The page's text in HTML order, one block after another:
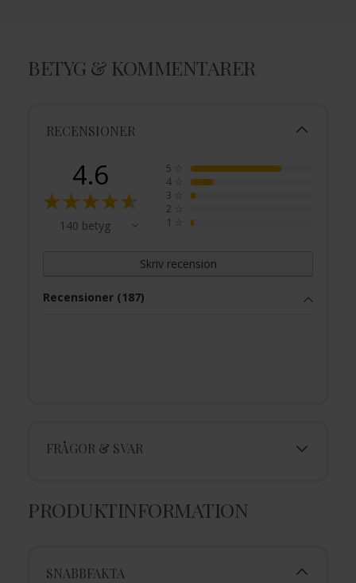
BETYG & KOMMENTARER
RECENSIONER
4.6
140 betyg
5
4
3
2
1
Skriv recension
Recensioner (187)
FRÅGOR & SVAR
PRODUKTINFORMATION
SNABBFAKTA